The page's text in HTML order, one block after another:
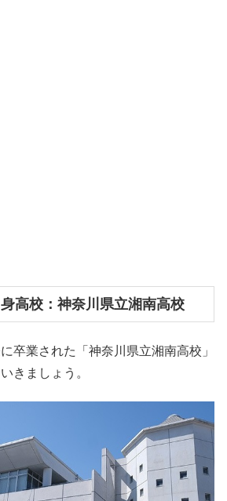
高校：神奈川県立湘南高校
卒業された「神奈川県立湘南高校」
きましょう。